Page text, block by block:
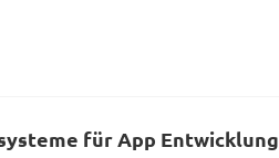
für App Entwicklung